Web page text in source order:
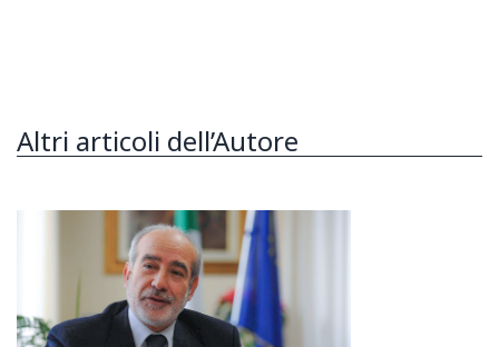
Altri articoli dell’Autore